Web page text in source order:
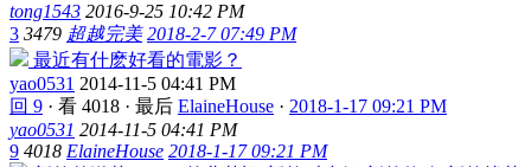
tong1543 2016-9-25 10:42 PM
3 3479 超越完美 2018-2-7 07:49 PM
最近有什麽好看的電影？
yao0531 2014-11-5 04:41 PM
回 9 · 看 4018 · 最后 ElaineHouse · 2018-1-17 09:21 PM
yao0531 2014-11-5 04:41 PM
9 4018 ElaineHouse 2018-1-17 09:21 PM